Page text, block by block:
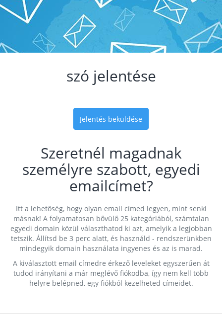
szó jelentése
Jelentés beküldése
Szeretnél magadnak
személyre szabott, egyedi
emailcímet?
Itt a lehetőség, hogy olyan email címed legyen, mint senki
másnak! A folyamatosan bővülő 25 kategóriából, számtalan
egyedi domain közül választhatod ki azt, amelyik a legjobban
tetszik. Állítsd be 3 perc alatt, és használd - rendszerünkben
mindegyik domain használata ingyenes és az is marad.
A kiválasztott email címedre érkező leveleket egyszerűen át
tudod irányítani a már meglévő fiókodba, így nem kell több
helyre belépned, egy fiókból kezelheted címeidet.